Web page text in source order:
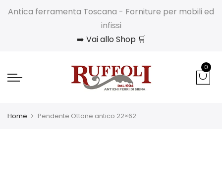
Antica ferramenta Toscana - Forniture per mobili ed
infissi
➡️ Vai allo Shop 🛒
0
Home Pendente Ottone antico 22×62